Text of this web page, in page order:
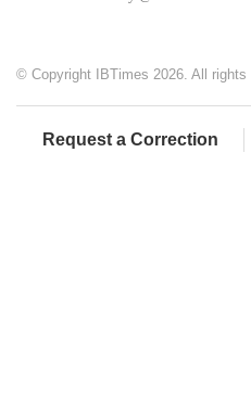
© Copyright IBTimes 2026. All rights
Request a Correction